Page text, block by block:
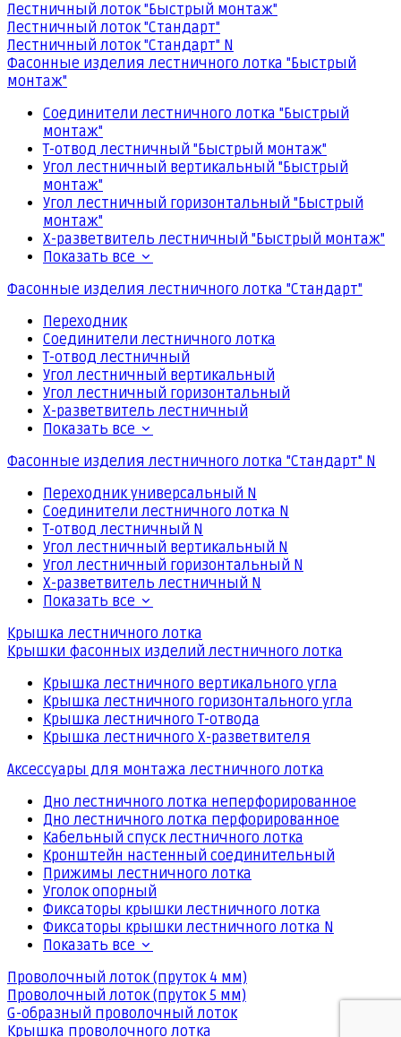
Лестничный лоток "Быстрый монтаж"
Лестничный лоток "Стандарт"
Лестничный лоток "Стандарт" N
Фасонные изделия лестничного лотка "Быстрый
монтаж"
Соединители лестничного лотка "Быстрый
монтаж"
Т-отвод лестничный "Быстрый монтаж"
Угол лестничный вертикальный "Быстрый
монтаж"
Угол лестничный горизонтальный "Быстрый
монтаж"
Х-разветвитель лестничный "Быстрый монтаж"
Показать все
Фасонные изделия лестничного лотка "Стандарт"
Переходник
Соединители лестничного лотка
Т-отвод лестничный
Угол лестничный вертикальный
Угол лестничный горизонтальный
Х-разветвитель лестничный
Показать все
Фасонные изделия лестничного лотка "Стандарт" N
Переходник универсальный N
Соединители лестничного лотка N
Т-отвод лестничный N
Угол лестничный вертикальный N
Угол лестничный горизонтальный N
Х-разветвитель лестничный N
Показать все
Крышка лестничного лотка
Крышки фасонных изделий лестничного лотка
Крышка лестничного вертикального угла
Крышка лестничного горизонтального угла
Крышка лестничного Т-отвода
Крышка лестничного Х-разветвителя
Аксессуары для монтажа лестничного лотка
Дно лестничного лотка неперфорированное
Дно лестничного лотка перфорированное
Кабельный спуск лестничного лотка
Кронштейн настенный соединительный
Прижимы лестничного лотка
Уголок опорный
Фиксаторы крышки лестничного лотка
Фиксаторы крышки лестничного лотка N
Показать все
Проволочный лоток (пруток 4 мм)
Проволочный лоток (пруток 5 мм)
G-образный проволочный лоток
Крышка проволочного лотка